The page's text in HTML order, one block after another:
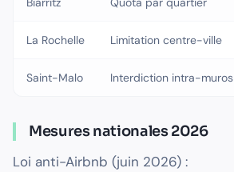
La Rochelle Limitation centre-ville
Saint-Malo Interdiction intra-muros
Mesures nationales 2026
Loi anti-Airbnb (juin 2026) :